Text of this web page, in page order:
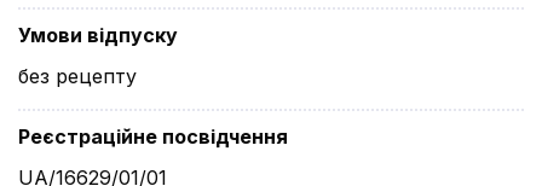
Умови відпуску
без рецепту
Реєстраційне посвідчення
UA/16629/01/01